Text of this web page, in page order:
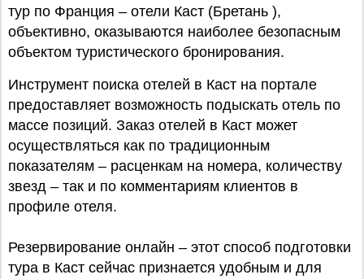
тур по Франция – отели Каст (Бретань ),
объективно, оказываются наиболее безопасным
объектом туристического бронирования.
Инструмент поиска отелей в Каст на портале
предоставляет возможность подыскать отель по
массе позиций. Заказ отелей в Каст может
осуществляться как по традиционным
показателям – расценкам на номера, количеству
звезд – так и по комментариям клиентов в
профиле отеля.
Резервирование онлайн – этот способ подготовки
тура в Каст сейчас признается удобным и для